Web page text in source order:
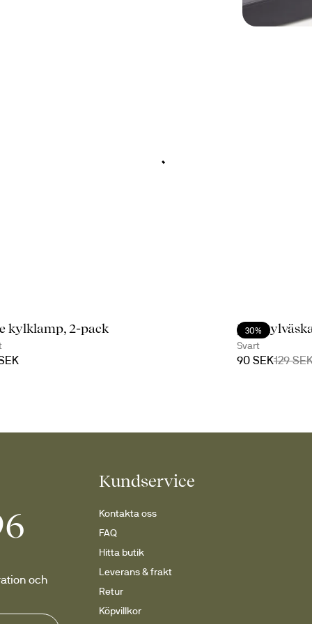
kylklamp, 2-pack 30%
Jens
Svart
90 SEK129
och
Kundservice
Kontakta oss
FAQ
Hitta butik
Leverans & frakt
Retur
Köpvillkor